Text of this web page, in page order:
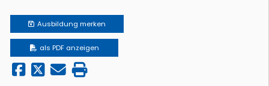
Ausbildung merken
als PDF anzeigen